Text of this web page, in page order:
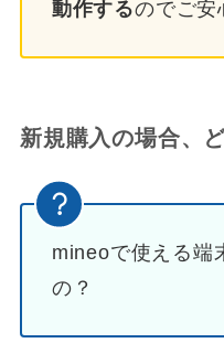
動作するのでご安
新規購入の場合、
mineoで使える端
の？